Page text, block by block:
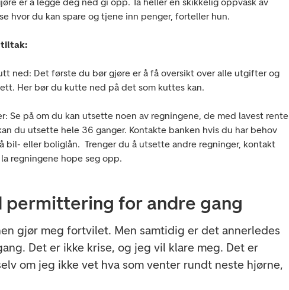
hvor du kan spare og tjene inn penger, forteller hun.
tiltak:
ned: Det første du bør gjøre er å få oversikt over alle utgifter og
Her bør du kutte ned på det som kuttes kan.
Se på om du kan utsette noen av regningene, de med lavest rente
du utsette hele 36 ganger. Kontakte banken hvis du har behov
bil- eller boliglån. Trenger du å utsette andre regninger, kontakt
regningene hope seg opp.
permittering for andre gang
gjør meg fortvilet. Men samtidig er det annerledes
Det er ikke krise, og jeg vil klare meg. Det er
om jeg ikke vet hva som venter rundt neste hjørne,